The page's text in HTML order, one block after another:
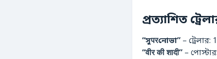
প্রত্যাশিত
“সুपरনোভা” – ট্রেলার:
“वीर की शादी” – পোস্টার: